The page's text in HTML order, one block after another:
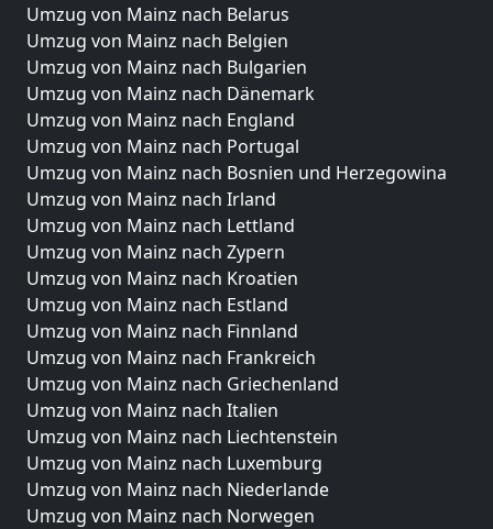
Umzug von Mainz nach Belarus
Umzug von Mainz nach Belgien
Umzug von Mainz nach Bulgarien
Umzug von Mainz nach Dänemark
Umzug von Mainz nach England
Umzug von Mainz nach Portugal
Umzug von Mainz nach Bosnien und Herzegowina
Umzug von Mainz nach Irland
Umzug von Mainz nach Lettland
Umzug von Mainz nach Zypern
Umzug von Mainz nach Kroatien
Umzug von Mainz nach Estland
Umzug von Mainz nach Finnland
Umzug von Mainz nach Frankreich
Umzug von Mainz nach Griechenland
Umzug von Mainz nach Italien
Umzug von Mainz nach Liechtenstein
Umzug von Mainz nach Luxemburg
Umzug von Mainz nach Niederlande
Umzug von Mainz nach Norwegen